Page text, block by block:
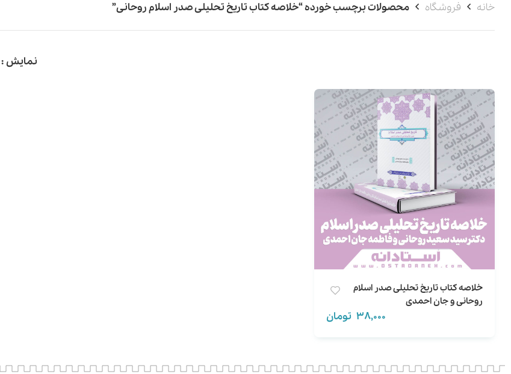
خانه فروشگاه محصولات برچسب خورده “خلاصه کتاب تاریخ تحلیلی صدر اسلام روحانی”
نمایش
خلاصه کتاب تاریخ تحلیلی صدر اسلام
روحانی و جان احمدی
38,000 تومان